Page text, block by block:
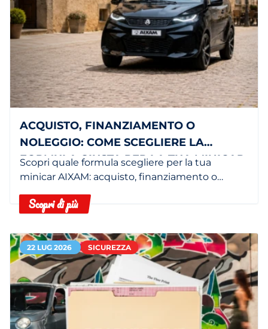
ACQUISTO, FINANZIAMENTO O
NOLEGGIO: COME SCEGLIERE LA
FORMULA GIUSTA PER LA TUA MINICAR
Scopri quale formula scegliere per la tua
minicar AIXAM: acquisto, finanziamento o
Scopri di più
22 LUG 2026 SICUREZZA